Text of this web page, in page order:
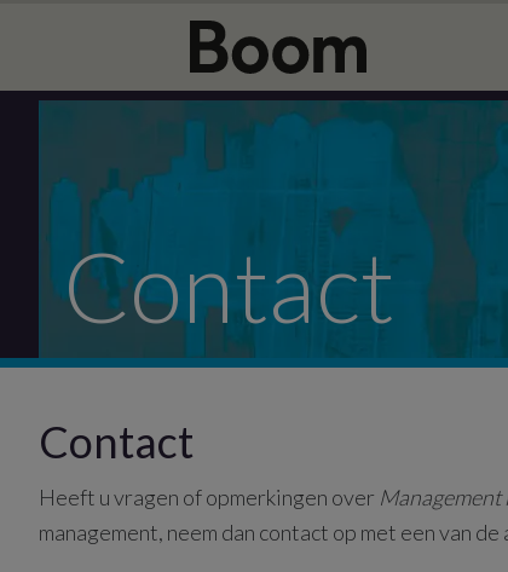
de
de
Contact
Contact
Heeft u vragen of opmerkingen over Management
management, neem dan contact op met een van de